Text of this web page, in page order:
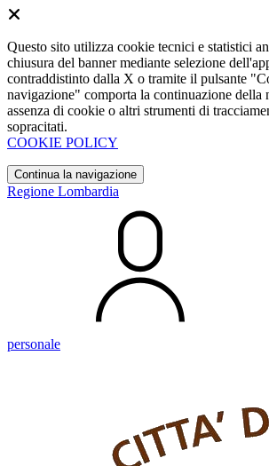
Questo sito utilizza cookie tecnici e statistici
chiusura del banner mediante selezione
contraddistinto dalla X o tramite il pulsante
navigazione" comporta la continuazione della
assenza di cookie o altri strumenti di
sopracitati.
COOKIE POLICY
Continua la navigazione
Regione Lombardia
personale